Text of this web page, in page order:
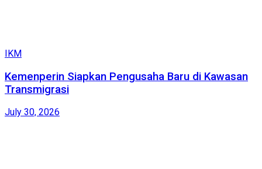
IKM
Kemenperin Siapkan Pengusaha Baru di Kawasan
Transmigrasi
July 30, 2026